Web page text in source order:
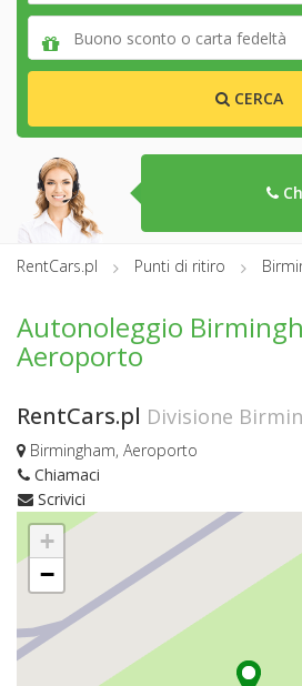
CERCA
RentCars.pl Punti di ritiro
Autonoleggio
Aeroporto
RentCars.pl Divisione
Birmingham, Aeroporto
Chiamaci
Scrivici
+
−